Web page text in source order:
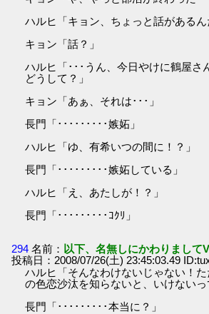
ハルヒ「キョン、ちょっと話があるん
キョン「話？」
ハルヒ「･･･うん、今日やけに鶴屋さ
どうして？」
キョン「あぁ、それは･･･」
長門「･････････嫉妬」
ハルヒ「ゆ、有希いつの間に！？」
長門「･････････嫉妬している」
ハルヒ「え、あたしが！？」
長門「･････････ｺｸﾘ」
294 名前： 以下、名無しにかわりまして
投稿日：2008/07/26(土) 23:45:03.49
ハルヒ「そんなわけないじゃない！
の色恋沙汰を知らないと、いけないっ
長門「･････････本当に？」